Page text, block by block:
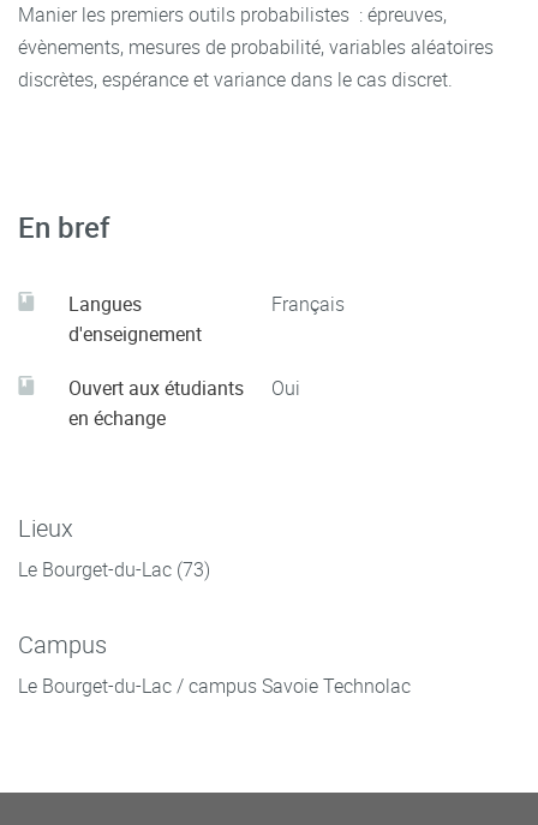
Manier les premiers outils probabilistes : épreuves,
évènements, mesures de probabilité, variables aléatoires
discrètes, espérance et variance dans le cas discret.
En bref
Langues
d'enseignement
Français
Ouvert aux étudiants
en échange
Oui
Lieux
Le Bourget-du-Lac (73)
Campus
Le Bourget-du-Lac / campus Savoie Technolac